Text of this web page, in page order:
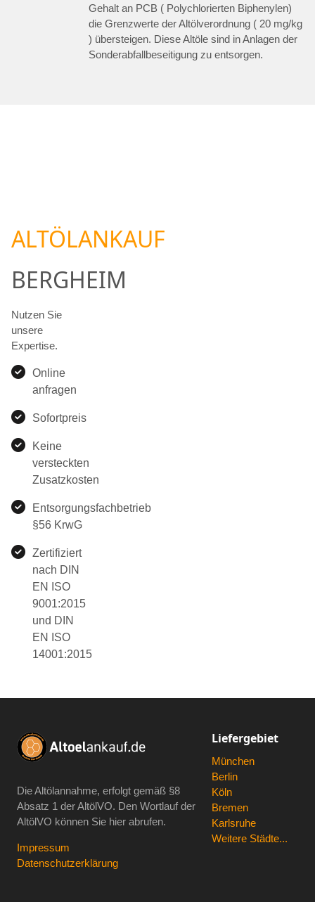
Gehalt an PCB ( Polychlorierten Biphenylen)
die Grenzwerte der Altölverordnung ( 20 mg/kg
) übersteigen. Diese Altöle sind in Anlagen der
Sonderabfallbeseitigung zu entsorgen.
ALTÖLANKAUF
BERGHEIM
Nutzen Sie
unsere
Expertise.
Online
anfragen
Sofortpreis
Keine
versteckten
Zusatzkosten
Entsorgungsfachbetrieb
§56 KrwG
Zertifiziert
nach DIN
EN ISO
9001:2015
und DIN
EN ISO
14001:2015
Die Altölannahme, erfolgt gemäß §8
Absatz 1 der AltölVO. Den Wortlauf der
AltölVO können Sie hier abrufen.
Impressum
Datenschutzerklärung
Liefergebiet
München
Berlin
Köln
Bremen
Karlsruhe
Weitere Städte...